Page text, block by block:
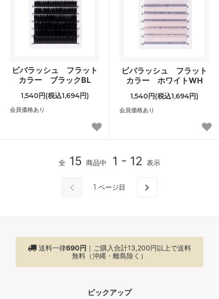
ビバラッシュ フラット
カラー ブラックBL
1,540円(税込1,694円)
会員価格あり
ビバラッシュ フラット
カラー ホワイトWH
1,540円(税込1,694円)
会員価格あり
全 15 商品中 1 - 12 表示
1 ページ目
送料一律690円 ｜ご購入合計13,200円以上で送料
無料（沖縄・離島除く）
ピックアップ